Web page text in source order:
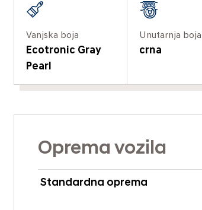
Vanjska boja
Ecotronic Gray
Pearl
Unutarnja boja
crna
Oprema vozila
Standardna oprema